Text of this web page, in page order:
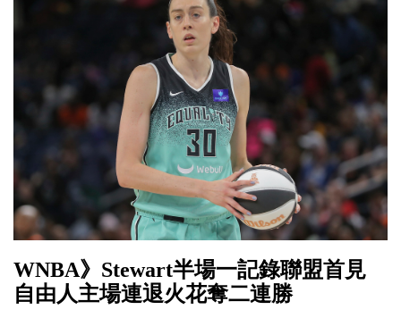
WNBA》Stewart半場一記錄聯盟首見
自由人主場連退火花奪二連勝